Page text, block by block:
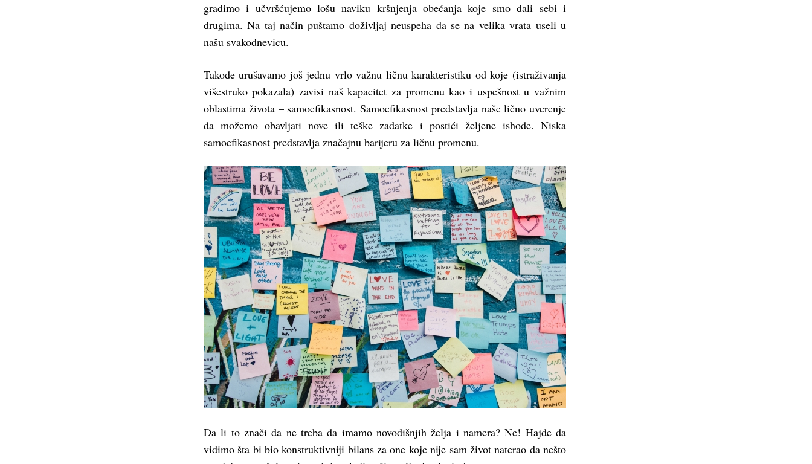
gradimo i učvršćujemo lošu naviku kršnjenja obećanja koje smo dali sebi i
drugima. Na taj način puštamo doživljaj neuspeha da se na velika vrata useli u
našu svakodnevicu.
Takođe urušavamo još jednu vrlo važnu ličnu karakteristiku od koje (istraživanja
višestruko pokazala) zavisi naš kapacitet za promenu kao i uspešnost u važnim
oblastima života – samoefikasnost. Samoefikasnost predstavlja naše lično uverenje
da možemo obavljati nove ili teške zadatke i postići željene ishode. Niska
samoefikasnost predstavlja značajnu barijeru za ličnu promenu.
Da li to znači da ne treba da imamo novodišnjih želja i namera? Ne! Hajde da
vidimo šta bi bio konstruktivniji bilans za one koje nije sam život naterao da nešto